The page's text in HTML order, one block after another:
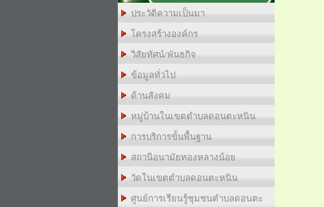
ประวัติความเป็นมา
โครงสร้างองค์กร
วิสัยทัศน์/พันธกิจ
ข้อมูลทั่วไป
ด้านสังคม
หมู่บ้านในเขตตำบลดอนตะหนิน
การบริการขั้นพื้นฐาน
สถานีอนามัยทองหลางน้อย
วัดในเขตตำบลดอนตะหนิน
ศูนย์การเรียนรู้ชุมชนตำบลดอนตะ